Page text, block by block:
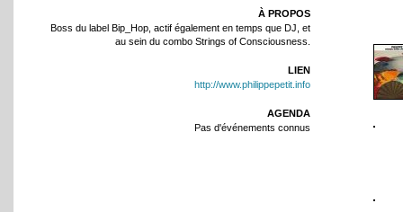
À PROPOS
Boss du label Bip_Hop, actif également en temps que DJ, et
au sein du combo Strings of Consciousness.
LIEN
http://www.philippepetit.info
AGENDA
Pas d'événements connus